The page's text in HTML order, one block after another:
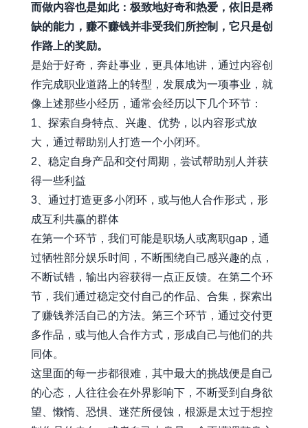
而做内容也是如此：极致地好奇和热爱，依旧是稀
缺的能力，赚不赚钱并非受我们所控制，它只是创
作路上的奖励。
是始于好奇，奔赴事业，更具体地讲，通过内容创
作完成职业道路上的转型，发展成为一项事业，就
像上述那些小经历，通常会经历以下几个环节：
1、探索自身特点、兴趣、优势，以内容形式放
大，通过帮助别人打造一个小闭环。
2、稳定自身产品和交付周期，尝试帮助别人并获
得一些利益
3、通过打造更多小闭环，或与他人合作形式，形
成互利共赢的群体
在第一个环节，我们可能是职场人或离职gap，通
过牺牲部分娱乐时间，不断围绕自己感兴趣的点，
不断试错，输出内容获得一点正反馈。在第二个环
节，我们通过稳定交付自己的作品、合集，探索出
了赚钱养活自己的方法。第三个环节，通过交付更
多作品，或与他人合作方式，形成自己与他们的共
同体。
这里面的每一步都很难，其中最大的挑战便是自己
的心态，人往往会在外界影响下，不断受到自身欲
望、懒惰、恐惧、迷茫所侵蚀，根源是太过于想控